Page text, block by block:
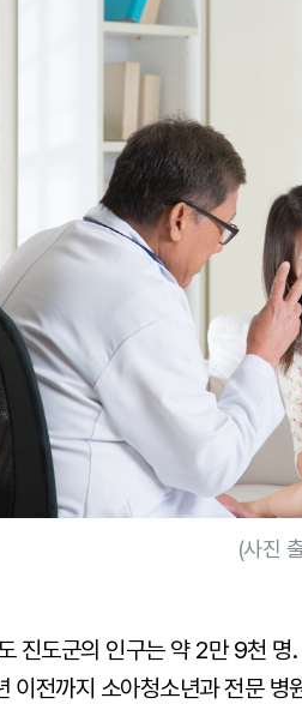
(사진
진도군의 인구는 약 2만 9천
이전까지 소아청소년과 전문 병